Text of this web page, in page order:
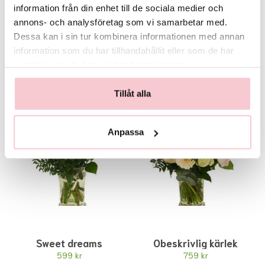
information från din enhet till de sociala medier och
annons- och analysföretag som vi samarbetar med.
Dessa kan i sin tur kombinera informationen med annan
information som du har tillhandahållit eller som de har
Tillåt alla
Anpassa
önskad färg
339 kr
Köp
449 kr
Köp
Sweet dreams
599 kr
Obeskrivlig kärlek
759 kr